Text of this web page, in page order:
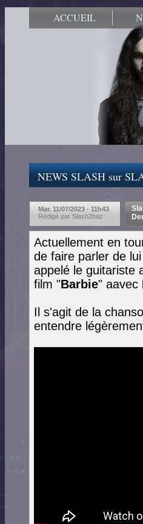
ACCUEIL
NEWS SLASH sur
Mar. 11/07/2023 - 11h43
Rédigé par Slash2baz
Actuellement en
de faire parler de
appelé le guitariste
film "Barbie" aavec
Il s'agit de la
entendre